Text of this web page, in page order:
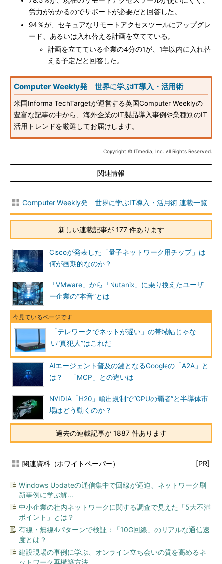
労力がかかるのでサポートが必要だと回答した。
94％が、セキュアなリモートアクセスツールにアップグレ
ード、あるいは入れ替える計画を立てている。
計画を立てている企業の4分の1が、1年以内に入れ替
える予定だと回答した。
Computer Weekly発 世界に学ぶIT導入・活用術
米国Informa TechTargetが運営する英国Computer Weeklyの
豊富な記事の中から、海外企業のIT製品導入事例や業種別のIT
活用トレンドを厳選してお届けします。
Copyright © ITmedia, Inc. All Rights Reserved.
関連情報
Computer Weekly発 世界に学ぶIT導入・活用術 連載一覧
新しい連載記事が 177 件あります
Ciscoが発表した「量子ネットワーク用チップ」は
何が画期的なのか？
「VMware」から「Nutanix」に乗り換えたユーザ
ー企業の“本音”とは
「テレワークでネットが遅い」の帯域幅じゃな
い“真犯人”はこれだ
AIエージェント普及の鍵となるGoogleの「A2A」と
は？ 「MCP」との違いは
NVIDIA「H20」輸出規制で“GPUの覇者”と半導体市
場はどう動くのか？
過去の連載記事が 1887 件あります
関連資料（ホワイトペーパー） [PR]
Windows Updateの通信集中で回線が逼迫、ネットワーク刷
新事例に学ぶ解...
中小企業の社内ネットワークに関する調査で見えた「5大不満
ポイント」とは？
有線・無線4パターンで検証：「10G回線」のリアルな通信速
度とは？
建設現場の事例に学ぶ、オンライン立ち会いの質を高めるネ
ットワーク再構築方法